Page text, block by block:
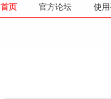
首页 官方论坛 使